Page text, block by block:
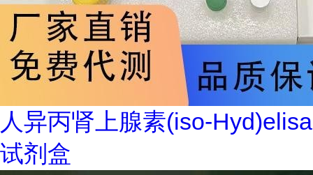
人异丙肾上腺素(iso-Hyd)elisa
试剂盒